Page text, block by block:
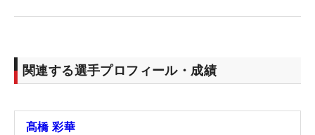
関連する選手プロフィール・成績
髙橋 彩華